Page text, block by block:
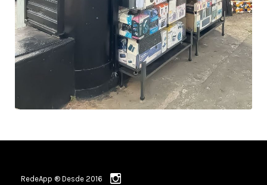
RedeApp ® Desde 2016